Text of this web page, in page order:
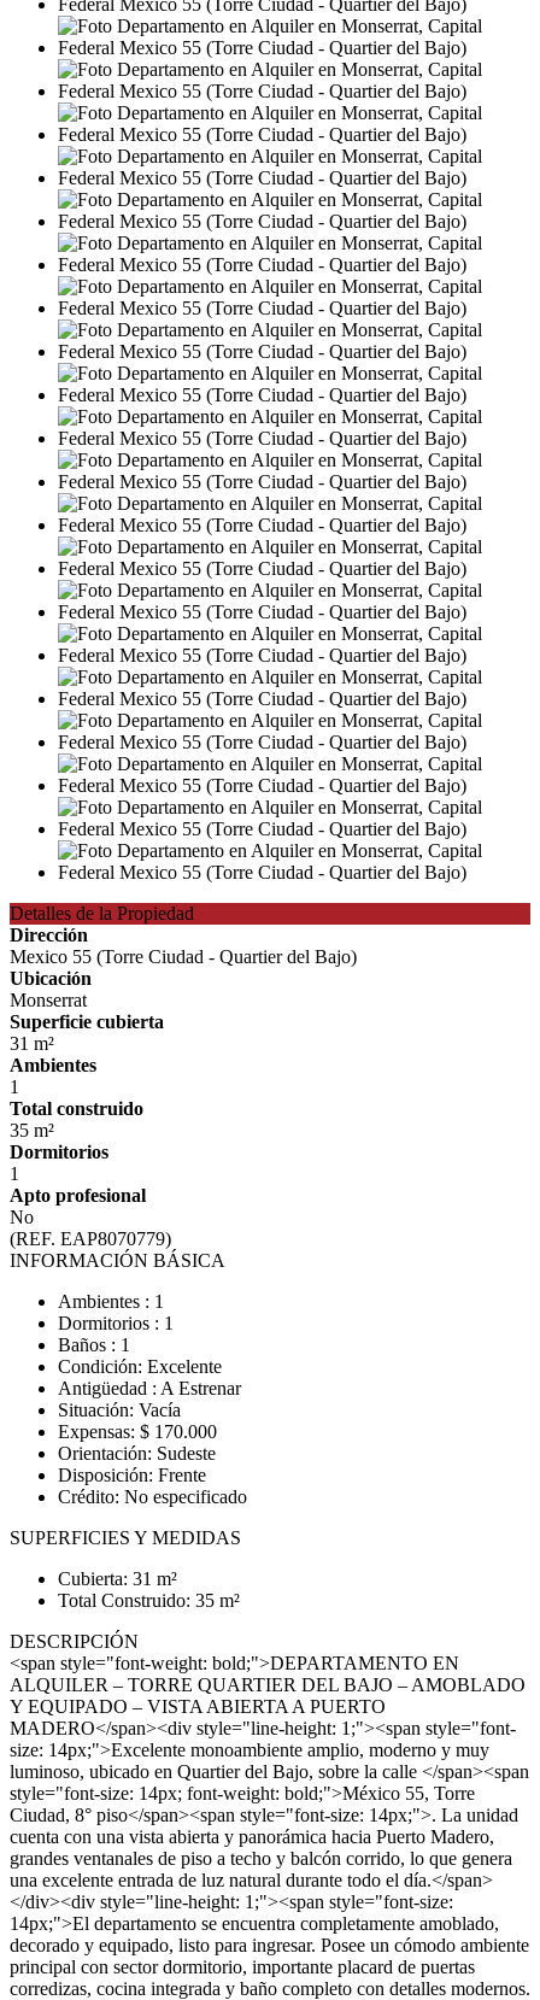
Detalles de la Propiedad
Dirección
Mexico 55 (Torre Ciudad - Quartier del Bajo)
Ubicación
Monserrat
Superficie cubierta
31 m²
Ambientes
1
Total construido
35 m²
Dormitorios
1
Apto profesional
No
(REF. EAP8070779)
INFORMACIÓN BÁSICA
Ambientes : 1
Dormitorios : 1
Baños : 1
Condición: Excelente
Antigüedad : A Estrenar
Situación: Vacía
Expensas: $ 170.000
Orientación: Sudeste
Disposición: Frente
Crédito: No especificado
SUPERFICIES Y MEDIDAS
Cubierta: 31 m²
Total Construido: 35 m²
DESCRIPCIÓN
<span style="font-weight: bold;">DEPARTAMENTO EN
ALQUILER – TORRE QUARTIER DEL BAJO – AMOBLADO
Y EQUIPADO – VISTA ABIERTA A PUERTO
MADERO</span><div style="line-height: 1;"><span style="font-
size: 14px;">Excelente monoambiente amplio, moderno y muy
luminoso, ubicado en Quartier del Bajo, sobre la calle </span><span
style="font-size: 14px; font-weight: bold;">México 55, Torre
Ciudad, 8° piso</span><span style="font-size: 14px;">. La unidad
cuenta con una vista abierta y panorámica hacia Puerto Madero,
grandes ventanales de piso a techo y balcón corrido, lo que genera
una excelente entrada de luz natural durante todo el día.</span>
</div><div style="line-height: 1;"><span style="font-size:
14px;">El departamento se encuentra completamente amoblado,
decorado y equipado, listo para ingresar. Posee un cómodo ambiente
principal con sector dormitorio, importante placard de puertas
corredizas, cocina integrada y baño completo con detalles modernos.